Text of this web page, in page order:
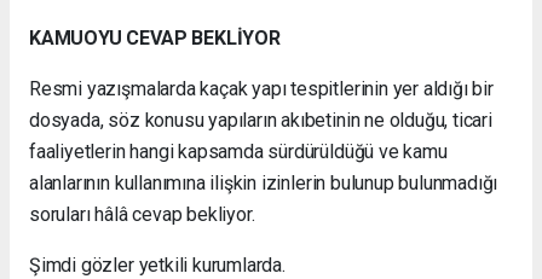
KAMUOYU CEVAP BEKLİYOR
Resmi yazışmalarda kaçak yapı tespitlerinin yer aldığı bir
dosyada, söz konusu yapıların akıbetinin ne olduğu, ticari
faaliyetlerin hangi kapsamda sürdürüldüğü ve kamu
alanlarının kullanımına ilişkin izinlerin bulunup bulunmadığı
soruları hâlâ cevap bekliyor.
Şimdi gözler yetkili kurumlarda.